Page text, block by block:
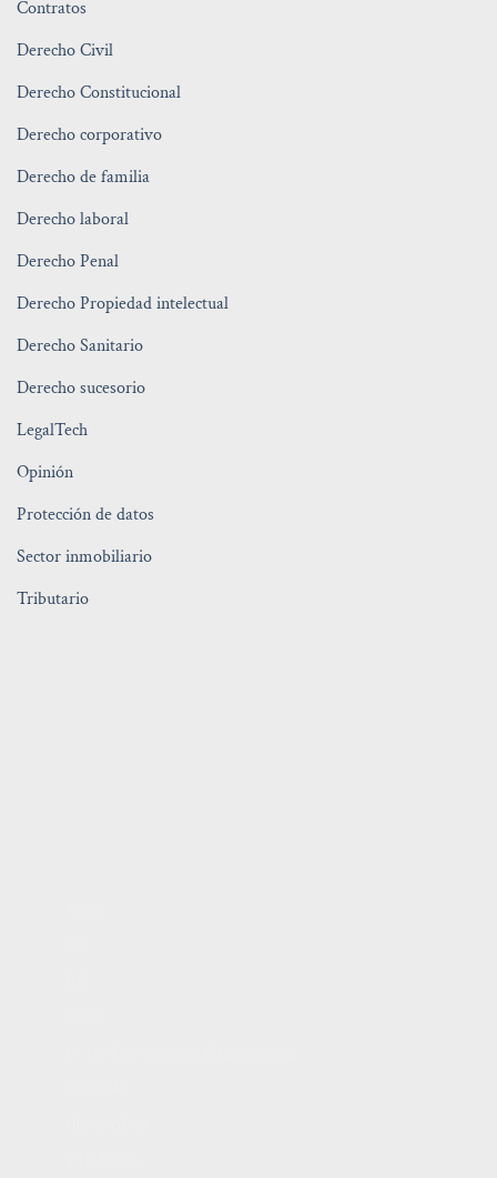
Contratos
Derecho Civil
Derecho Constitucional
Derecho corporativo
Derecho de familia
Derecho laboral
Derecho Penal
Derecho Propiedad intelectual
Derecho Sanitario
Derecho sucesorio
LegalTech
Opinión
Protección de datos
Sector inmobiliario
Tributario